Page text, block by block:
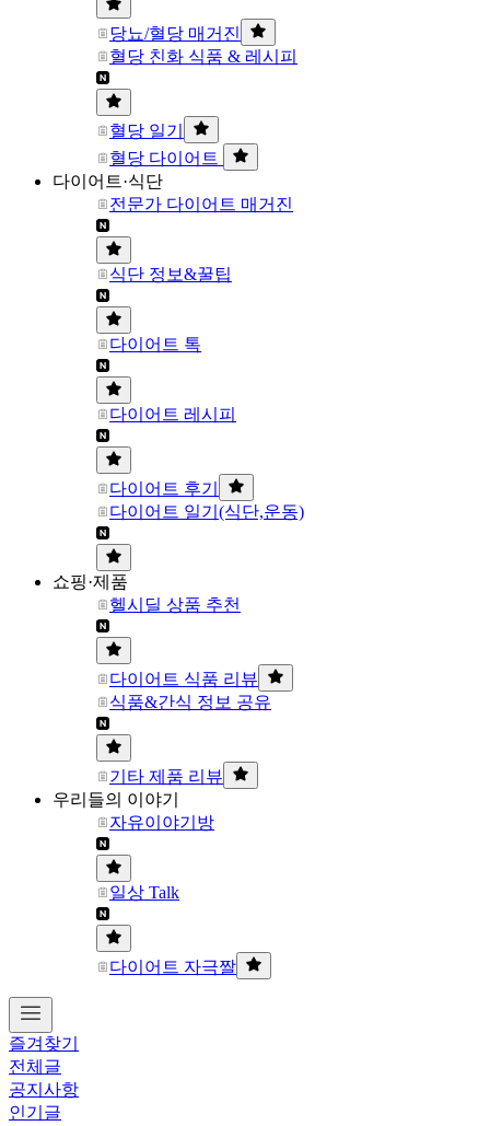
당뇨/혈당 매거진
혈당 친화 식품 & 레시피
혈당 일기
혈당 다이어트
다이어트·식단
전문가 다이어트 매거진
식단 정보&꿀팁
다이어트 톡
다이어트 레시피
다이어트 후기
다이어트 일기(식단,운동)
쇼핑·제품
헬시딜 상품 추천
다이어트 식품 리뷰
식품&간식 정보 공유
기타 제품 리뷰
우리들의 이야기
자유이야기방
일상 Talk
다이어트 자극짤
즐겨찾기
전체글
공지사항
인기글